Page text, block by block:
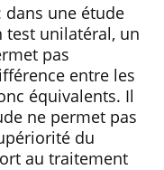
dans une étude
unilatéral, un
pas
entre les
équivalents. Il
ne permet pas
du
au traitement